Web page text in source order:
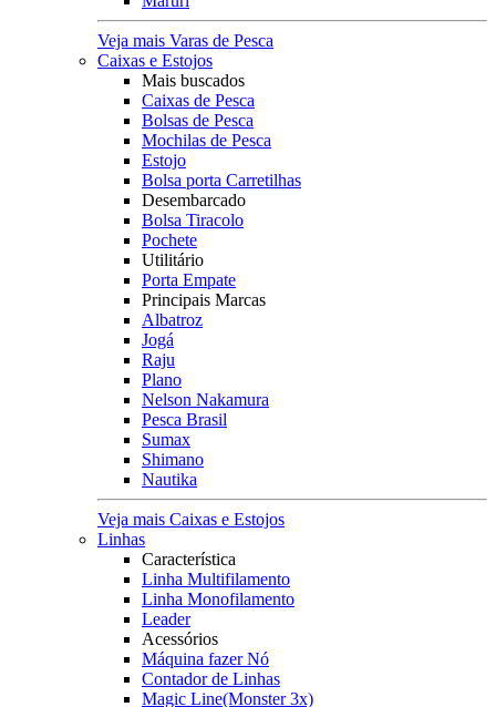
Veja mais Varas de Pesca
Caixas e Estojos
Mais buscados
Caixas de Pesca
Bolsas de Pesca
Mochilas de Pesca
Estojo
Bolsa porta Carretilhas
Desembarcado
Bolsa Tiracolo
Pochete
Utilitário
Porta Empate
Principais Marcas
Albatroz
Jogá
Raju
Plano
Nelson Nakamura
Pesca Brasil
Sumax
Shimano
Nautika
Veja mais Caixas e Estojos
Linhas
Característica
Linha Multifilamento
Linha Monofilamento
Leader
Acessórios
Máquina fazer Nó
Contador de Linhas
Magic Line(Monster 3x)